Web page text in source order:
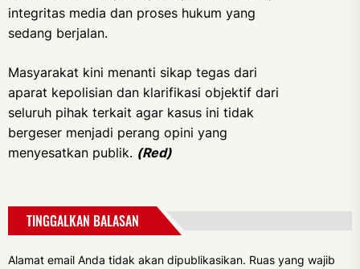
integritas media dan proses hukum yang
sedang berjalan.
Masyarakat kini menanti sikap tegas dari
aparat kepolisian dan klarifikasi objektif dari
seluruh pihak terkait agar kasus ini tidak
bergeser menjadi perang opini yang
menyesatkan publik. (Red)
TINGGALKAN BALASAN
Alamat email Anda tidak akan dipublikasikan. Ruas yang wajib